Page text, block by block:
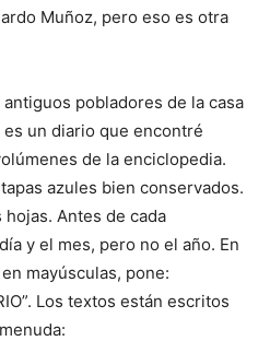
Muñoz, pero eso es otra
pobladores de la casa
un diario que encontré
de la enciclopedia.
azules bien conservados.
Antes de cada
y el mes, pero no el año. En
mayúsculas, pone:
Los textos están escritos